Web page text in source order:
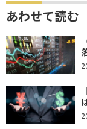
あわせて読む